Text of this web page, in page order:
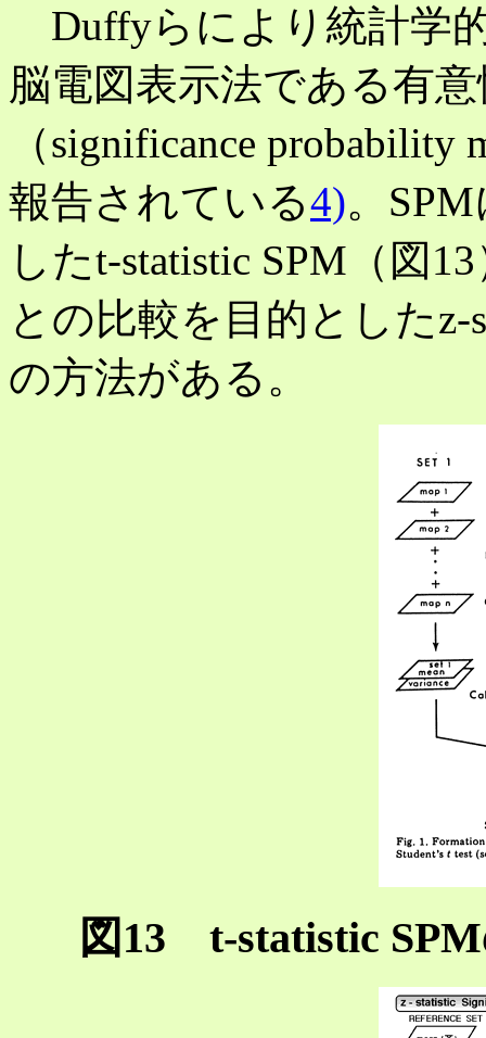
Duffyらにより統計学
脳電図表示法である有
（significance
報告されている4)。
したt-statistic SPM（図
との比較を目的としたz-
の方法がある。
図13 t-statistic